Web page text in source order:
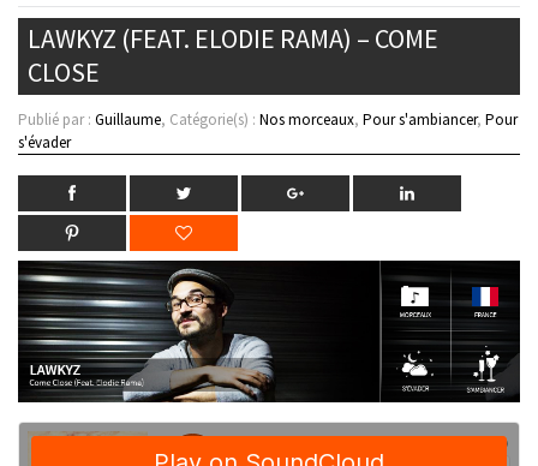
LAWKYZ (FEAT. ELODIE RAMA) – COME
CLOSE
Publié par : Guillaume, Catégorie(s) : Nos morceaux, Pour s'ambiancer, Pour
s'évader